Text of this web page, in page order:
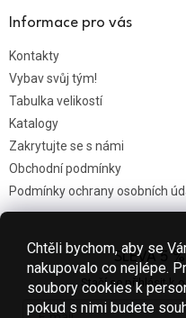
Chtěli bychom, aby se
nakupovalo co nejlépe.
soubory cookies k
pokud s nimi budete
Informace pro vás
Kontakty
Vybav svůj tým!
Tabulka velikostí
Katalogy
Zakrytujte se s námi
Obchodní podmínky
Podmínky ochrany osobních
Nákupní košík
0
SLEVA 5
Stačí se přihlásit k